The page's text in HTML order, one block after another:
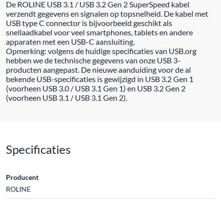
De ROLINE USB 3.1 / USB 3.2 Gen 2 SuperSpeed kabel
verzendt gegevens en signalen op topsnelheid. De kabel met
USB type C connector is bijvoorbeeld geschikt als
snellaadkabel voor veel smartphones, tablets en andere
apparaten met een USB-C aansluiting.
Opmerking: volgens de huidige specificaties van USB.org
hebben we de technische gegevens van onze USB 3-
producten aangepast. De nieuwe aanduiding voor de al
bekende USB-specificaties is gewijzigd in USB 3.2 Gen 1
(voorheen USB 3.0 / USB 3.1 Gen 1) en USB 3.2 Gen 2
(voorheen USB 3.1 / USB 3.1 Gen 2).
Specificaties
Producent
ROLINE